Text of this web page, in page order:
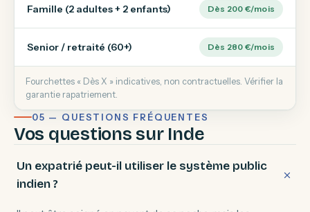
Famille (2 adultes + 2 enfants) Dès 200 €/mois
Senior / retraité (60+) Dès 280 €/mois
Fourchettes « Dès X » indicatives, non contractuelles. Vérifier la
garantie rapatriement.
05 — QUESTIONS FRÉQUENTES
Vos questions sur Inde
Un expatrié peut-il utiliser le système public
indien ?